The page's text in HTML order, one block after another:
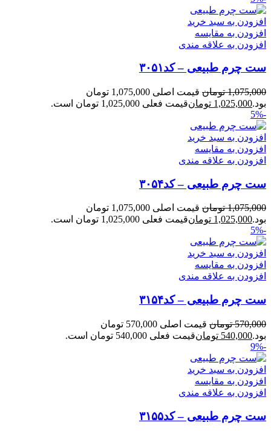
افزودن به سبد خرید
افزودن به مقایسه
افزودن به علاقه مندی
ست چرم طبیعی – کد۳۰۵۱
1,075,000 تومان
قیمت اصلی 1,075,000 تومان
بود.1,025,000 تومانقیمت فعلی 1,025,000 تومان است.
-5%
افزودن به سبد خرید
افزودن به مقایسه
افزودن به علاقه مندی
ست چرم طبیعی – کد۳۰۵۴
1,075,000 تومان
قیمت اصلی 1,075,000 تومان
بود.1,025,000 تومانقیمت فعلی 1,025,000 تومان است.
-5%
افزودن به سبد خرید
افزودن به مقایسه
افزودن به علاقه مندی
ست چرم طبیعی – کد۳۱۵۴
570,000 تومان
قیمت اصلی 570,000 تومان
بود.540,000 تومانقیمت فعلی 540,000 تومان است.
-9%
افزودن به سبد خرید
افزودن به مقایسه
افزودن به علاقه مندی
ست چرم طبیعی – کد۳۱۵۵